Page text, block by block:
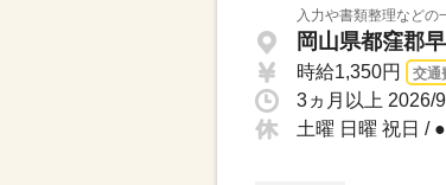
入力や書類整理など
岡山県都窪郡
時給1,350円 交通
土曜 日曜 祝日 /